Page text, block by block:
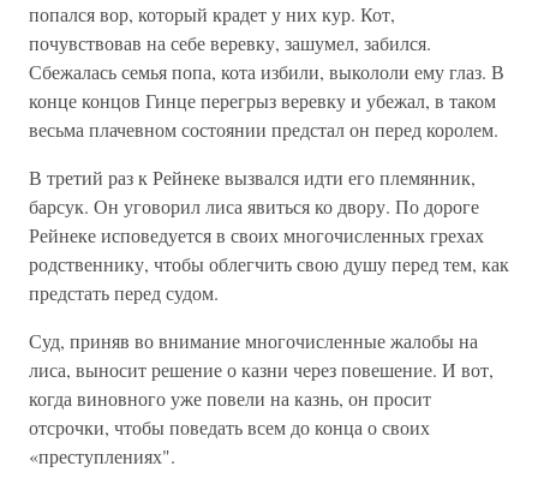
попался вор, который крадет у них кур. Кот,
почувствовав на себе веревку, зашумел, забился.
Сбежалась семья попа, кота избили, выкололи ему глаз. В
конце концов Гинце перегрыз веревку и убежал, в таком
весьма плачевном состоянии предстал он перед королем.
В третий раз к Рейнеке вызвался идти его племянник,
барсук. Он уговорил лиса явиться ко двору. По дороге
Рейнеке исповедуется в своих многочисленных грехах
родственнику, чтобы облегчить свою душу перед тем, как
предстать перед судом.
Суд, приняв во внимание многочисленные жалобы на
лиса, выносит решение о казни через повешение. И вот,
когда виновного уже повели на казнь, он просит
отсрочки, чтобы поведать всем до конца о своих
«преступлениях".